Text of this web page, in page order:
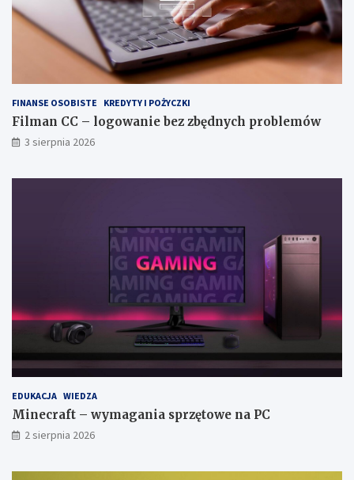
FINANSE OSOBISTE KREDYTY I POŻYCZKI
Filman CC – logowanie bez zbędnych problemów
3 sierpnia 2026
EDUKACJA WIEDZA
Minecraft – wymagania sprzętowe na PC
2 sierpnia 2026